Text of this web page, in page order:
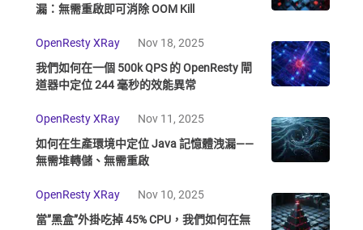
漏：無需重啟即可消除 OOM Kill
OpenResty XRay
Nov 18, 2025
我們如何在一個 500k QPS 的 OpenResty 閘
道器中定位 244 毫秒的效能異常
OpenResty XRay
Nov 11, 2025
如何在生產環境中定位 Java 記憶體洩漏——
無需堆轉儲、無需重啟
OpenResty XRay
Nov 10, 2025
當”黑盒”外掛吃掉 45% CPU，我們如何在無